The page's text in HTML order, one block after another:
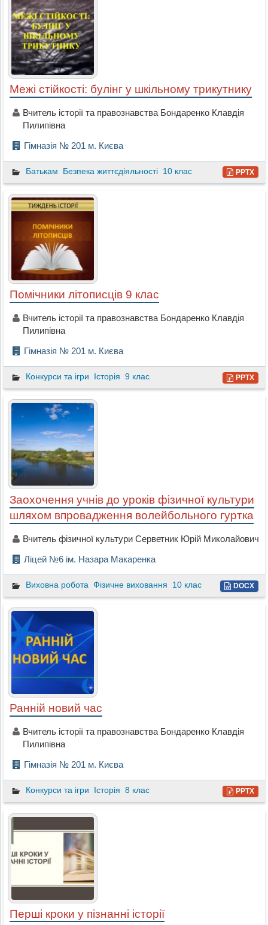
Межі стійкості: булінг у шкільному трикутнику
Вчитель історії та правознавства Бондаренко Клавдія
Пилипівна
Гімназія № 201 м. Києва
Батькам Безпека життєдіяльності 10 клас PPTX
Помічники літописців 9 клас
Вчитель історії та правознавства Бондаренко Клавдія
Пилипівна
Гімназія № 201 м. Києва
Конкурси та ігри Історія 9 клас PPTX
Заохочення учнів до уроків фізичної культури
шляхом впровадження волейбольного гуртка
Вчитель фізичної культури Серветник Юрій Миколайович
Ліцей №6 ім. Назара Макаренка
Виховна робота Фізичне виховання 10 клас DOCX
Ранній новий час
Вчитель історії та правознавства Бондаренко Клавдія
Пилипівна
Гімназія № 201 м. Києва
Конкурси та ігри Історія 8 клас PPTX
Перші кроки у пізнанні історії